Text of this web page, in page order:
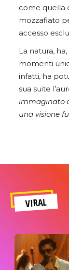
come quella
mozzafiato
accesso
La natura,
momenti
infatti, ha
sua suite
immaginato
una visione
VIRAL